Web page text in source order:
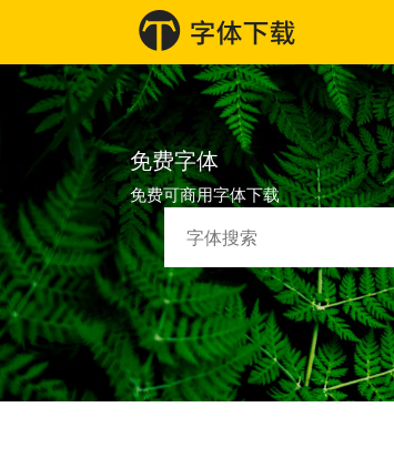
免费字体
免费可商用字体下载